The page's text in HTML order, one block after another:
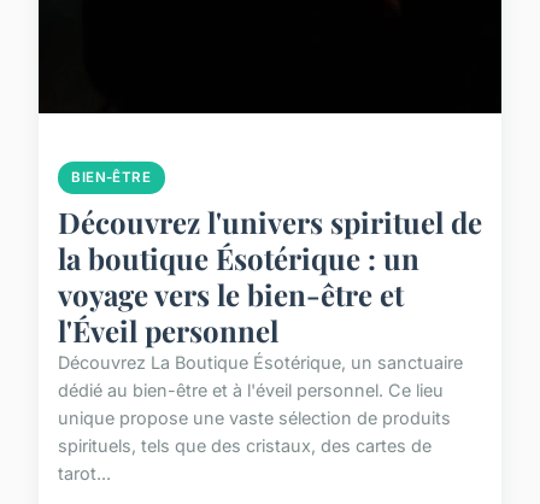
BIEN-ÊTRE
Découvrez l'univers spirituel de
la boutique Ésotérique : un
voyage vers le bien-être et
l'Éveil personnel
Découvrez La Boutique Ésotérique, un sanctuaire
dédié au bien-être et à l'éveil personnel. Ce lieu
unique propose une vaste sélection de produits
spirituels, tels que des cristaux, des cartes de
tarot...